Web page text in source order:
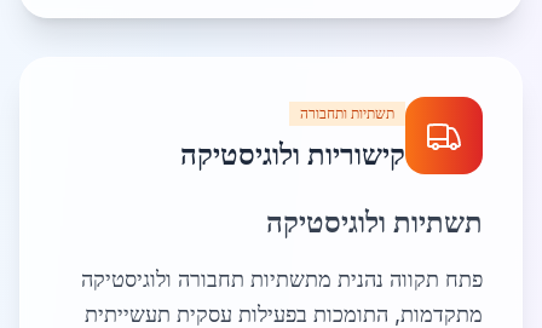
תשתיות ותחבורה
קישוריות ולוגיסטיקה
תשתיות ולוגיסטיקה
פתח תקווה נהנית מתשתיות תחבורה ולוגיסטיקה
מתקדמות, התומכות בפעילות עסקית תעשייתית